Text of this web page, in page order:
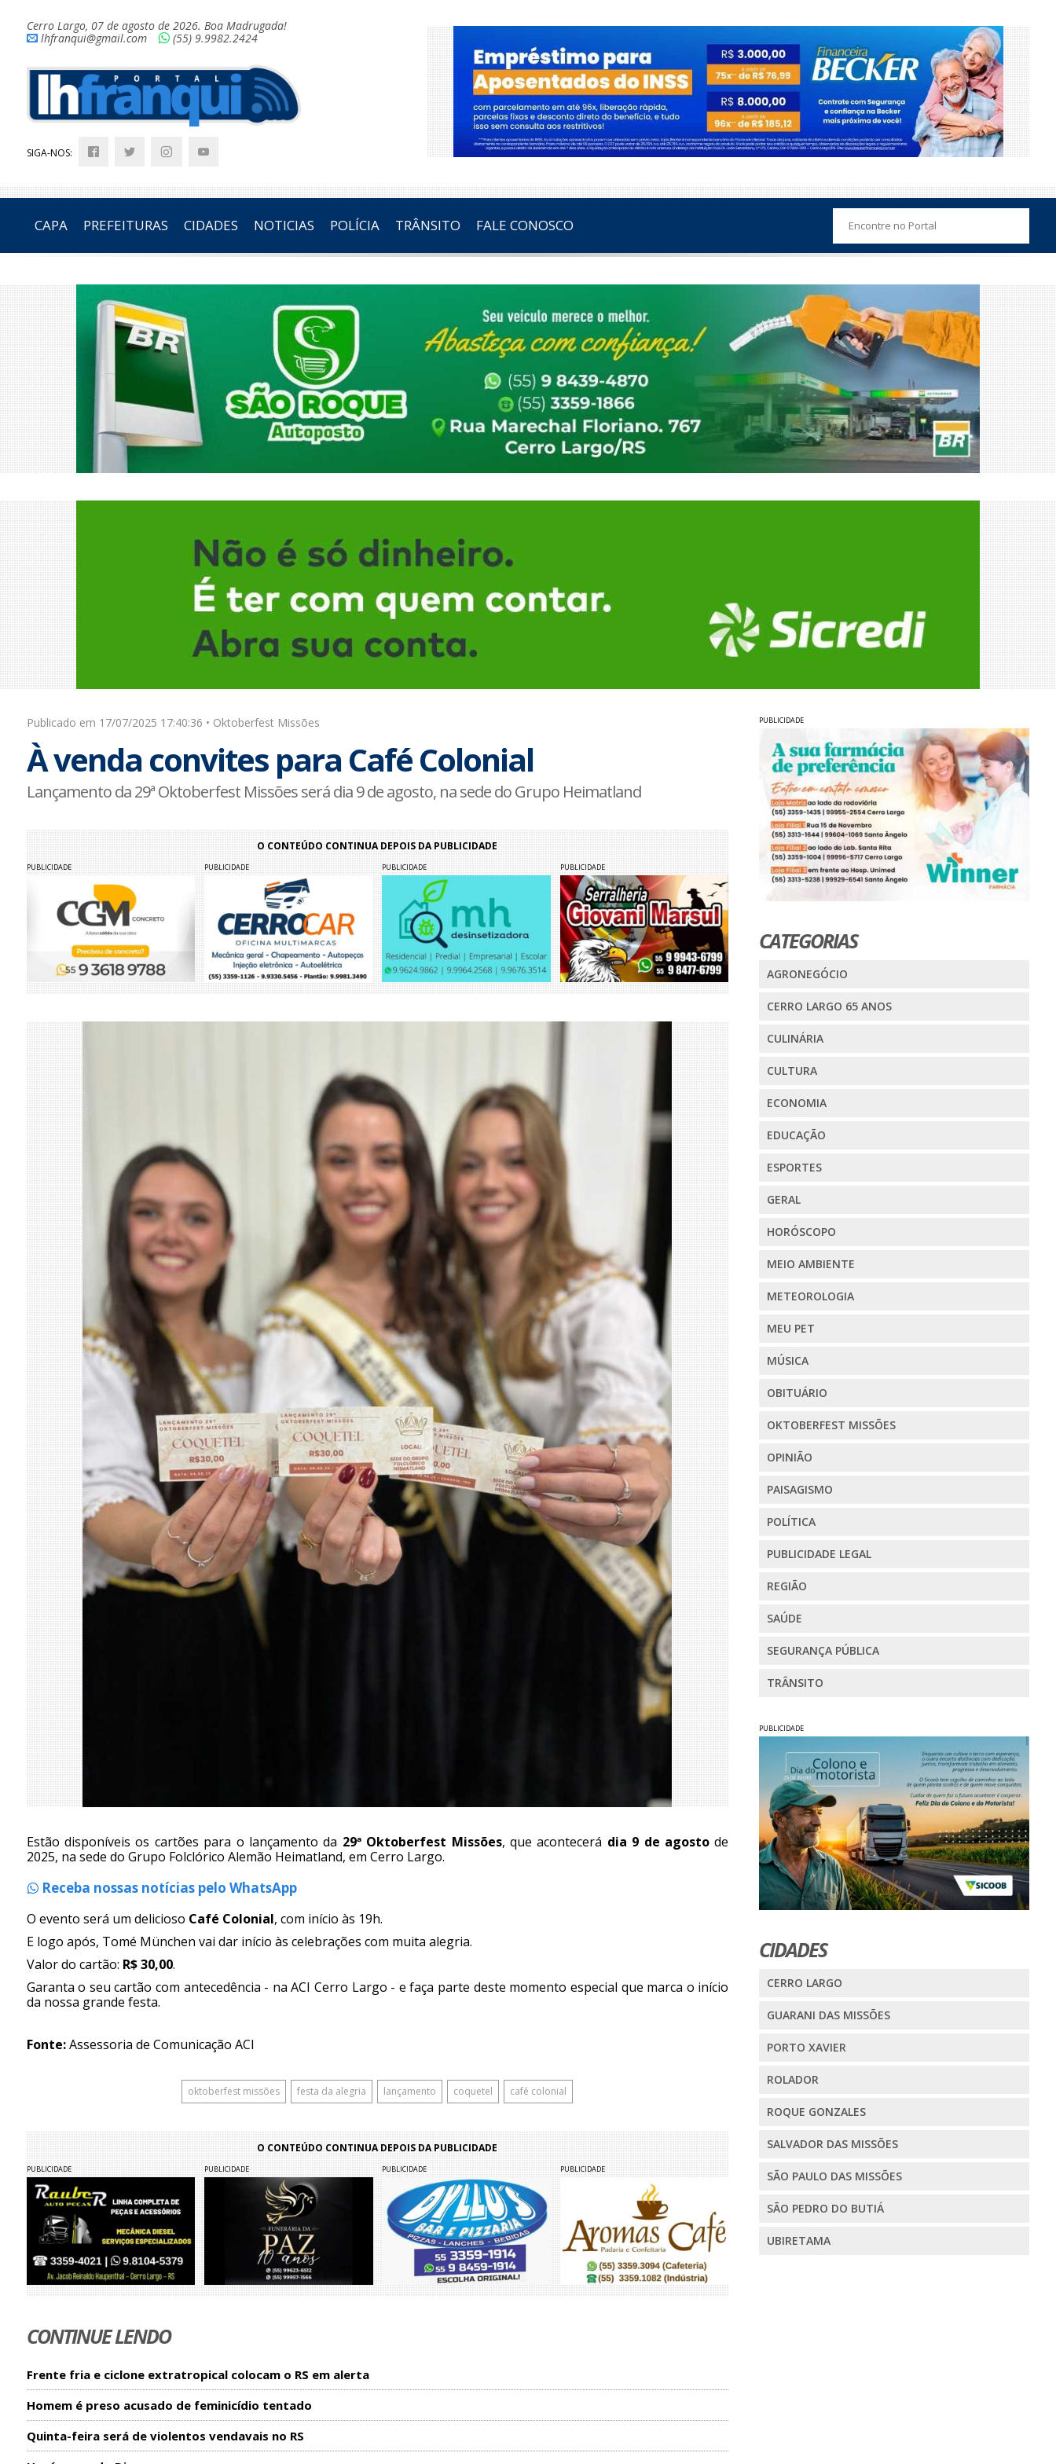
Cerro Largo, 07 de agosto de 2026. Boa Madrugada!
lhfranqui@gmail.com
(55) 9.9982.2424
SIGA-NOS:
CAPA PREFEITURAS CIDADES NOTICIAS POLÍCIA TRÂNSITO FALE CONOSCO
Publicado em 17/07/2025 17:40:36 • Oktoberfest Missões
À venda convites para Café Colonial
Lançamento da 29ª Oktoberfest Missões será dia 9 de agosto, na sede do Grupo Heimatland
O CONTEÚDO CONTINUA DEPOIS DA PUBLICIDADE
PUBLICIDADE PUBLICIDADE PUBLICIDADE PUBLICIDADE
Estão disponíveis os cartões para o lançamento da 29ª Oktoberfest Missões, que acontecerá dia 9 de agostode
2025, na sede do Grupo Folclórico Alemão Heimatland, em Cerro Largo.
Receba nossas notícias pelo WhatsApp
O evento será um delicioso Café Colonial, com início às 19h.
E logo após, Tomé München vai dar início às celebrações com muita alegria.
Valor do cartão: R$ 30,00.
Garanta o seu cartão com antecedência - na ACI Cerro Largo - e faça parte deste momento especial que marca o início
da nossa grande festa.
Fonte:Assessoria de Comunicação ACI
oktoberfest missões festa da alegria lançamento coquetel café colonial
O CONTEÚDO CONTINUA DEPOIS DA PUBLICIDADE
PUBLICIDADE PUBLICIDADE PUBLICIDADE PUBLICIDADE
CONTINUE LENDO
Frente fria e ciclone extratropical colocam o RS em alerta
Homem é preso acusado de feminicídio tentado
Quinta-feira será de violentos vendavais no RS
PUBLICIDADE
CATEGORIAS
AGRONEGÓCIO
CERRO LARGO 65 ANOS
CULINÁRIA
CULTURA
ECONOMIA
EDUCAÇÃO
ESPORTES
GERAL
HORÓSCOPO
MEIO AMBIENTE
METEOROLOGIA
MEU PET
MÚSICA
OBITUÁRIO
OKTOBERFEST MISSÕES
OPINIÃO
PAISAGISMO
POLÍTICA
PUBLICIDADE LEGAL
REGIÃO
SAÚDE
SEGURANÇA PÚBLICA
TRÂNSITO
PUBLICIDADE
CIDADES
CERRO LARGO
GUARANI DAS MISSÕES
PORTO XAVIER
ROLADOR
ROQUE GONZALES
SALVADOR DAS MISSÕES
SÃO PAULO DAS MISSÕES
SÃO PEDRO DO BUTIÁ
UBIRETAMA